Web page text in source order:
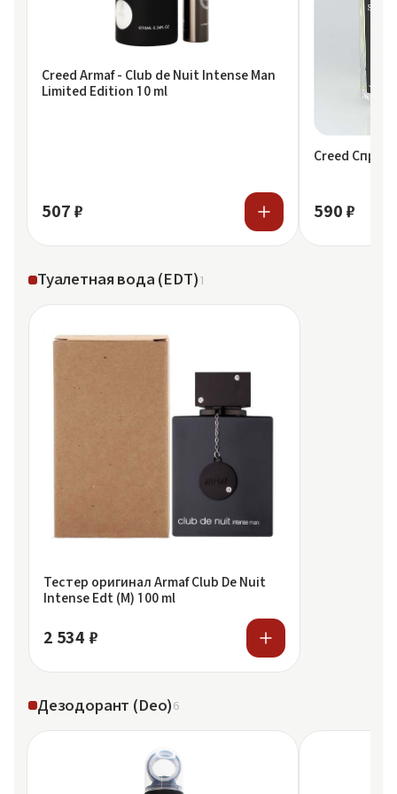
Creed Armaf - Club de Nuit Intense Man
Limited Edition 10 ml
507 ₽
Creed Спрей
590 ₽
Туалетная вода (EDT)1
Тестер оригинал Armaf Club De Nuit
Intense Edt (M) 100 ml
2 534 ₽
Дезодорант (Deo)6